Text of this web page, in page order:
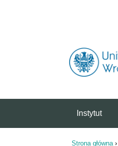
Instytut
Strona główna›